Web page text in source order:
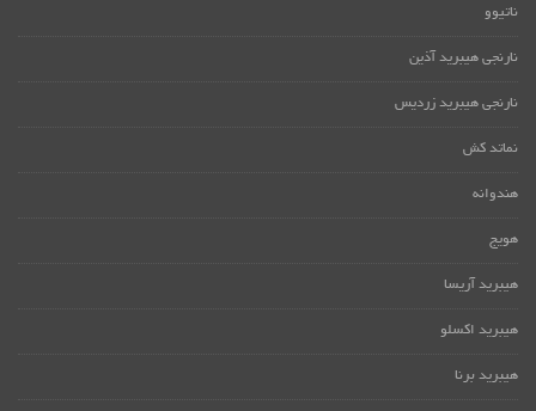
ناتیوو
نارنجی هیبرید آذین
نارنجی هیبرید زردیس
نماتد کش
هندوانه
هویج
هیبرید آریسا
هیبرید اکسلو
هیبرید برنا